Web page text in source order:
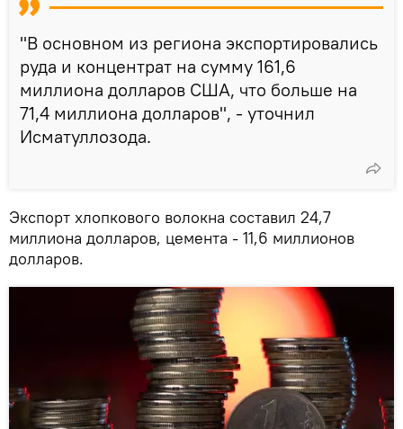
"В основном из региона экспортировались
руда и концентрат на сумму 161,6
миллиона долларов США, что больше на
71,4 миллиона долларов", - уточнил
Исматуллозода.
Экспорт хлопкового волокна составил 24,7
миллиона долларов, цемента - 11,6 миллионов
долларов.